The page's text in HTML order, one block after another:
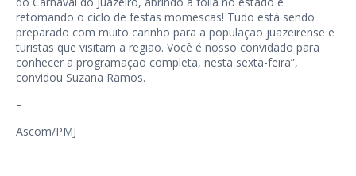
retomando o ciclo de festas momescas! Tudo está sendo
preparado com muito carinho para a população juazeirense e
turistas que visitam a região. Você é nosso convidado para
conhecer a programação completa, nesta sexta-feira”,
convidou Suzana Ramos.
–
Ascom/PMJ